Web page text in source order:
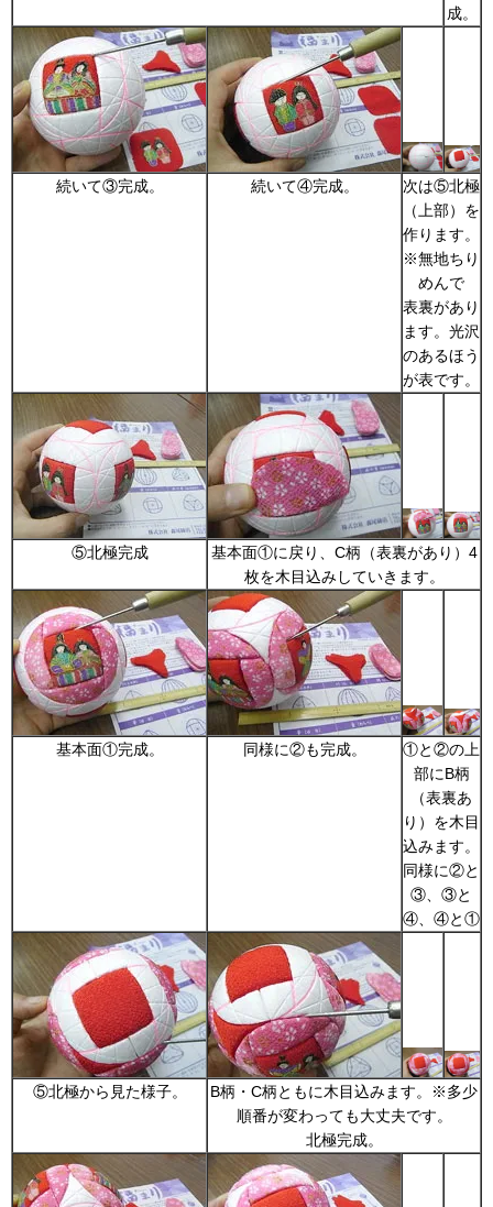
成。
続いて③完成。 続いて④完成。
次は⑤北極
（上部）を
作ります。
※無地ちり
めんで
表裏があり
ます。光沢
のあるほう
が表です。
⑤北極完成
基本面①に戻り、C柄（表裏があり）4
枚を木目込みしていきます。
基本面①完成。 同様に②も完成。
①と②の上
部にB柄
（表裏あ
り）を木目
込みます。
同様に②と
③、③と
④、④と①
⑤北極から見た様子。
B柄・C柄ともに木目込みます。※多少
順番が変わっても大丈夫です。
北極完成。